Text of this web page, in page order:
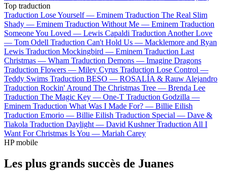
Top traduction
Traduction Lose Yourself — Eminem Traduction The Real Slim
Shady — Eminem Traduction Without Me — Eminem Traduction
Someone You Loved — Lewis Capaldi Traduction Another Love
— Tom Odell Traduction Can't Hold Us — Macklemore and Ryan
Lewis Traduction Mockingbird — Eminem Traduction Last
Christmas — Wham Traduction Demons — Imagine Dragons
Traduction Flowers — Miley Cyrus Traduction Lose Control —
Teddy Swims Traduction BESO — ROSALÍA & Rauw Alejandro
Traduction Rockin' Around The Christmas Tree — Brenda Lee
Traduction The Magic Key — One-T Traduction Godzilla —
Eminem Traduction What Was I Made For? — Billie Eilish
Traduction Emorio — Billie Eilish Traduction Special — Dave &
Tiakola Traduction Daylight — David Kushner Traduction All I
Want For Christmas Is You — Mariah Carey
HP mobile
Les plus grands succès de Juanes